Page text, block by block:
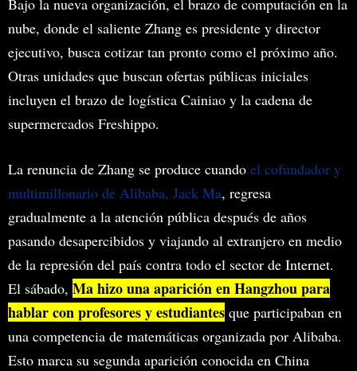
Bajo la nueva organización, el brazo de computación en la
nube, donde el saliente Zhang es presidente y director
ejecutivo, busca cotizar tan pronto como el próximo año.
Otras unidades que buscan ofertas públicas iniciales
incluyen el brazo de logística Cainiao y la cadena de
supermercados Freshippo.
La renuncia de Zhang se produce cuando el cofundador y
multimillonario de Alibaba, Jack Ma, regresa
gradualmente a la atención pública después de años
pasando desapercibidos y viajando al extranjero en medio
de la represión del país contra todo el sector de Internet.
El sábado, Ma hizo una aparición en Hangzhou para
hablar con profesores y estudiantes que participaban en
una competencia de matemáticas organizada por Alibaba.
Esto marca su segunda aparición conocida en China